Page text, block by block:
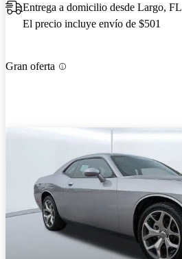
Entrega a domicilio desde Largo, FL
El precio incluye envío de $501
Gran oferta